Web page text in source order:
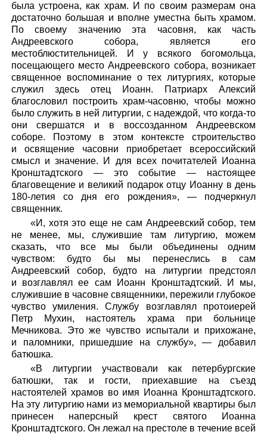
была устроена, как храм. И по своим размерам она
достаточно большая и вполне уместна быть храмом.
По своему значению эта часовня, как часть
Андреевского собора, является его
местоблюстительницей. И у всякого богомольца,
посещающего место Андреевского собора, возникает
священное воспоминание о тех литургиях, которые
служил здесь отец Иоанн. Патриарх Алексий
благословил построить храм-часовню, чтобы можно
было служить в ней литургии, с надеждой, что когда-то
они свершатся и в воссозданном Андреевском
соборе. Поэтому в этом контексте строительство
и освящение часовни приобретает всероссийский
смысл и значение. И для всех почитателей Иоанна
Кронштадтского — это событие — настоящее
благовещение и великий подарок отцу Иоанну в день
180-летия со дня его рождения», — подчеркнул
священник.
«И, хотя это еще не сам Андреевский собор, тем
не менее, мы, служившие там литургию, можем
сказать, что все мы были объединены одним
чувством: будто бы мы перенеслись в сам
Андреевский собор, будто на литургии предстоял
и возглавлял ее сам Иоанн Кронштадтский. И мы,
служившие в часовне священники, пережили глубокое
чувство умиления. Службу возглавлял протоиерей
Петр Мухин, настоятель храма при больнице
Мечникова. Это же чувство испытали и прихожане,
и паломники, пришедшие на службу», — добавил
батюшка.
«В литургии участвовали как петербургские
батюшки, так и гости, приехавшие на съезд
настоятелей храмов во имя Иоанна Кронштадтского.
На эту литургию нами из мемориальной квартиры был
принесен наперсный крест святого Иоанна
Кронштадтского. Он лежал на престоле в течение всей